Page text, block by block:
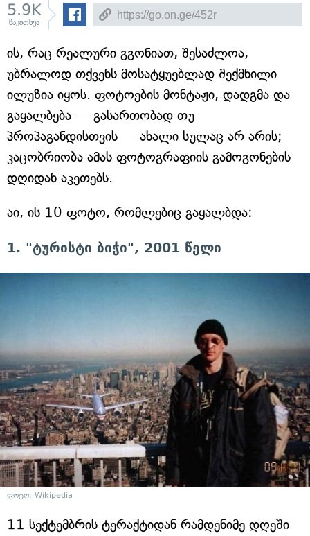
5.9K
წაკითხვა
ის, რაც რეალური გგონიათ, შესაძლოა,
უბრალოდ თქვენს მოსატყუებლად შექმნილი
ილუზია იყოს. ფოტოების მონტაჟი, დადგმა და
გაყალბება — გასართობად თუ
პროპაგანდისთვის — ახალი სულაც არ არის;
კაცობრიობა ამას ფოტოგრაფიის გამოგონების
დღიდან აკეთებს.
აი, ის 10 ფოტო, რომლებიც გაყალბდა:
1. "ტურისტი ბიჭი", 2001 წელი
ფოტო: Wikipedia
11 სექტემბრის ტერაქტიდან რამდენიმე დღეში